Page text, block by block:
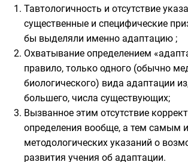
Тавтологичность и отсутствие
существенные и специфические
бы выделяли именно адаптацию ;
Охватывание определением
правило, только одного (обычно
биологического) вида адаптации
большего, числа существующих;
Вызванное этим отсутствие
определения вообще, а тем самым и
методологических указаний о
развития учения об адаптации.